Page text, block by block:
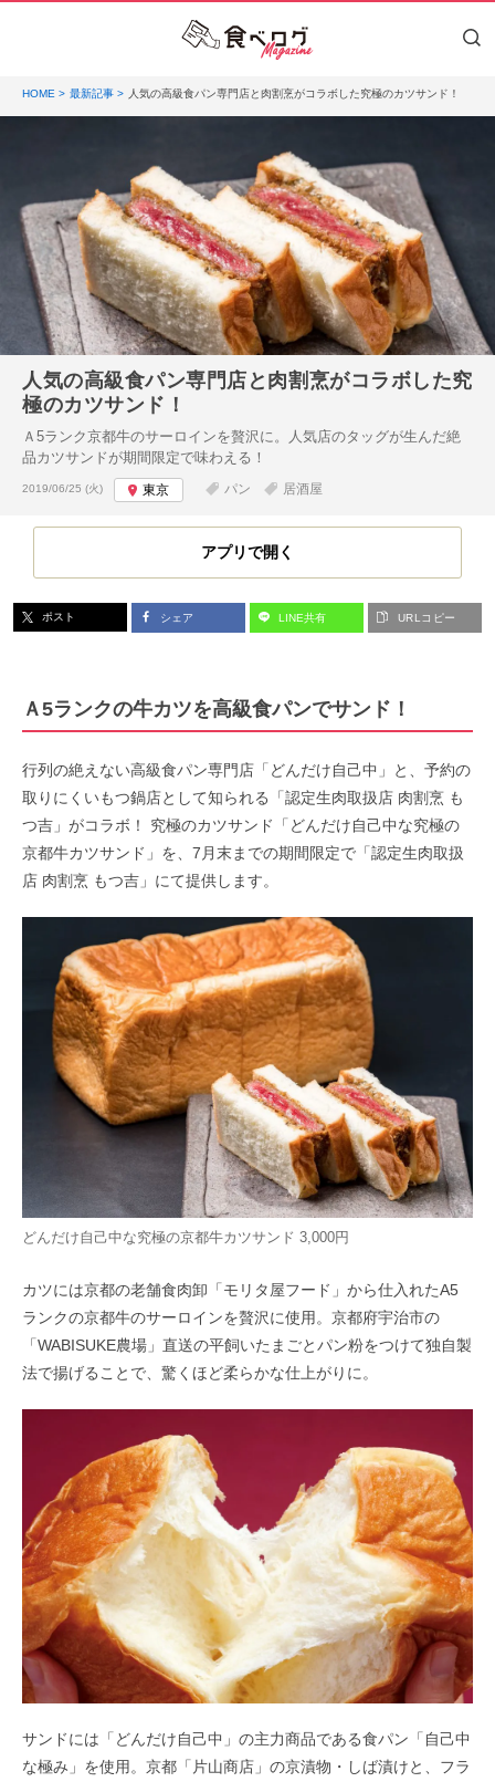
HOME 最新記事 人気の高級食パン専門店と肉割烹がコラボした究極のカツサンド！
人気の高級食パン専門店と肉割烹がコラボした究
極のカツサンド！
Ａ5ランク京都牛のサーロインを贅沢に。人気店のタッグが生んだ絶
品カツサンドが期間限定で味わえる！
投稿日:
2019/06/25 (火) 東京 パン 居酒屋
アプリで開く
ポスト シェア LINE共有 URLコピー
Ａ5ランクの牛カツを高級食パンでサンド！
行列の絶えない高級食パン専門店「どんだけ自己中」と、予約の
取りにくいもつ鍋店として知られる「認定生肉取扱店 肉割烹 も
つ吉」がコラボ！ 究極のカツサンド「どんだけ自己中な究極の
京都牛カツサンド」を、7月末までの期間限定で「認定生肉取扱
店 肉割烹 もつ吉」にて提供します。
どんだけ自己中な究極の京都牛カツサンド 3,000円
カツには京都の老舗食肉卸「モリタ屋フード」から仕入れたA5
ランクの京都牛のサーロインを贅沢に使用。京都府宇治市の
「WABISUKE農場」直送の平飼いたまごとパン粉をつけて独自製
法で揚げることで、驚くほど柔らかな仕上がりに。
サンドには「どんだけ自己中」の主力商品である食パン「自己中
な極み」を使用。京都「片山商店」の京漬物・しば漬けと、フラ